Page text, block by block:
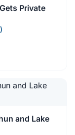
Private
and Lake